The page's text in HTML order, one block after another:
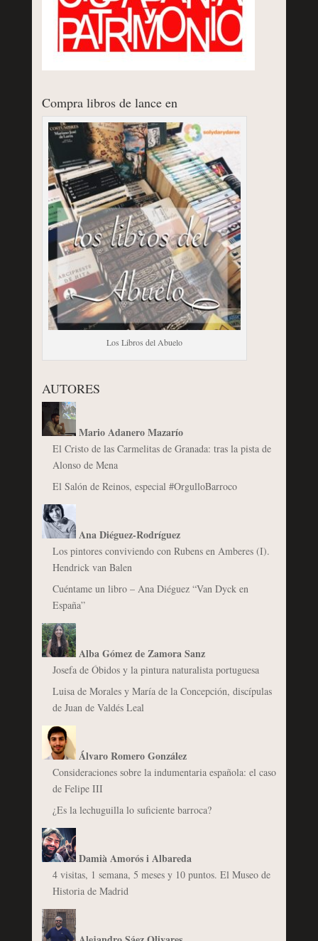
Compra libros de lance en
Los Libros del Abuelo
AUTORES
Mario Adanero Mazarío
El Cristo de las Carmelitas de Granada: tras la pista de
Alonso de Mena
El Salón de Reinos, especial #OrgulloBarroco
Ana Diéguez-Rodríguez
Los pintores conviviendo con Rubens en Amberes (I).
Hendrick van Balen
Cuéntame un libro – Ana Diéguez “Van Dyck en
España”
Alba Gómez de Zamora Sanz
Josefa de Óbidos y la pintura naturalista portuguesa
Luisa de Morales y María de la Concepción, discípulas
de Juan de Valdés Leal
Álvaro Romero González
Consideraciones sobre la indumentaria española: el caso
de Felipe III
¿Es la lechuguilla lo suficiente barroca?
Damià Amorós i Albareda
4 visitas, 1 semana, 5 meses y 10 puntos. El Museo de
Historia de Madrid